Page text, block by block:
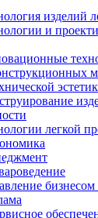
изделий
и
легкой